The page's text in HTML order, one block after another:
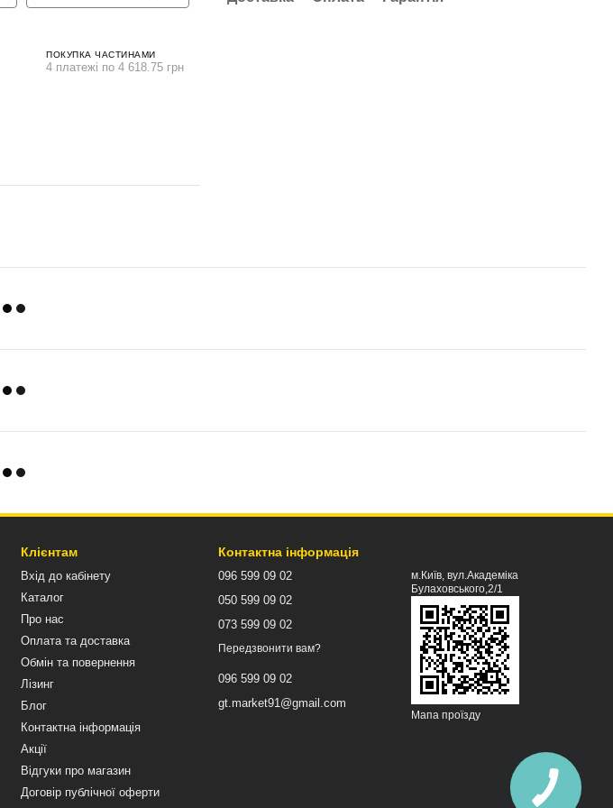
ПОКУПКА ЧАСТИНАМИ
4 платежі по 4 618.75 грн
Клієнтам
Вхід до кабінету
Каталог
Про нас
Оплата та доставка
Обмін та повернення
Лізинг
Блог
Контактна інформація
Акції
Відгуки про магазин
Договір публічної оферти
Контактна інформація
096 599 09 02
050 599 09 02
073 599 09 02
Передзвонити вам?
096 599 09 02
gt.market91@gmail.com
м.Київ, вул.Академіка
Булаховського,2/1
Мапа проїзду